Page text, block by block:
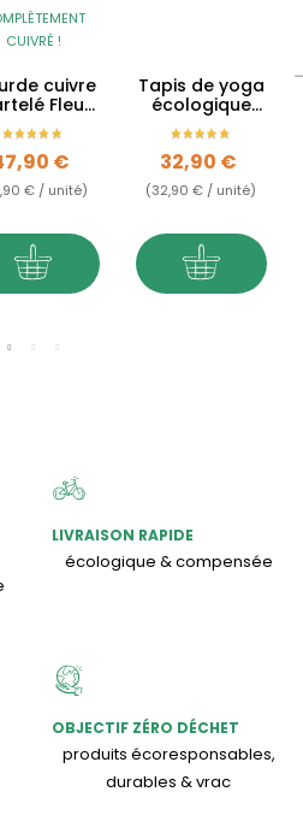
CUIVRÉ !
cuivre
Fleur
Vie gravée
- 900ml
€
€ / unité)
Tapis de yoga
écologique
Arbre de Vie
Prix
32,90 €
(32,90 € / unité)
LIVRAISON RAPIDE
écologique & compensée
OBJECTIF ZÉRO DÉCHET
produits écoresponsables,
durables & vrac